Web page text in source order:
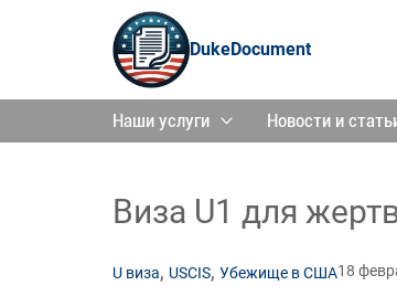
DukeDocument
Наши услуги Новости и
Виза U1 для
U виза, USCIS, Убежище в США18